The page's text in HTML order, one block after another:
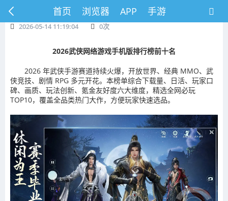
首页 浏览器 APP 手游
2026-05-14 11:19:04 0次
2026武侠网络游戏手机版排行榜前十名
2026 年武侠手游赛道持续火爆，开放世界、经典 MMO、武
侠竞技、剧情 RPG 多元开花。本榜单综合下载量、日活、玩家口
碑、画质、玩法创新、氪金友好度六大维度，精选全网必玩
TOP10，覆盖全品类热门大作，方便玩家快速选品。